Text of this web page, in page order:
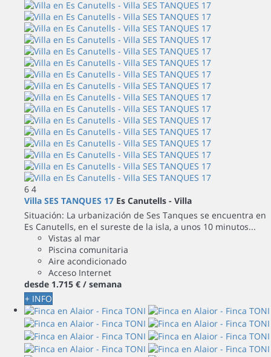
6 4
Villa SES TANQUES 17 Es Canutells - Villa
Situación: La urbanización de Ses Tanques se encuentra en
Es Canutells, en el sureste de la isla, a unos 10 minutos...
Vistas al mar
Piscina comunitaria
Aire acondicionado
Acceso Internet
desde 1.715 € / semana
+ INFO